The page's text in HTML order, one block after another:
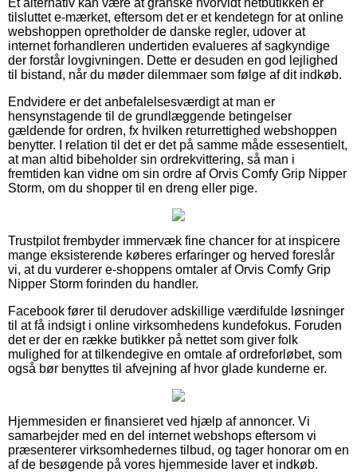
tilsluttet e-mærket, eftersom det er et kendetegn for at online
webshoppen opretholder de danske regler, udover at
internet forhandleren undertiden evalueres af sagkyndige
der forstår lovgivningen. Dette er desuden en god lejlighed
til bistand, når du møder dilemmaer som følge af dit indkøb.
Endvidere er det anbefalelsesværdigt at man er
hensynstagende til de grundlæggende betingelser
gældende for ordren, fx hvilken returrettighed webshoppen
benytter. I relation til det er det på samme måde essesentielt,
at man altid bibeholder sin ordrekvittering, så man i
fremtiden kan vidne om sin ordre af Orvis Comfy Grip Nipper
Storm, om du shopper til en dreng eller pige.
Trustpilot frembyder immervæk fine chancer for at inspicere
mange eksisterende køberes erfaringer og herved foreslår
vi, at du vurderer e-shoppens omtaler af Orvis Comfy Grip
Nipper Storm forinden du handler.
Facebook fører til derudover adskillige værdifulde løsninger
til at få indsigt i online virksomhedens kundefokus. Foruden
det er der en række butikker på nettet som giver folk
mulighed for at tilkendegive en omtale af ordreforløbet, som
også bør benyttes til afvejning af hvor glade kunderne er.
Hjemmesiden er finansieret ved hjælp af annoncer. Vi
samarbejder med en del internet webshops eftersom vi
præsenterer virksomhedernes tilbud, og tager honorar om en
af de besøgende på vores hjemmeside laver et indkøb.